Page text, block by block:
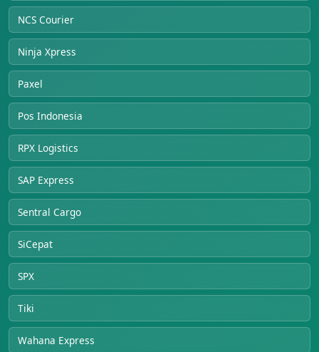
NCS Courier
Ninja Xpress
Paxel
Pos Indonesia
RPX Logistics
SAP Express
Sentral Cargo
SiCepat
SPX
Tiki
Wahana Express